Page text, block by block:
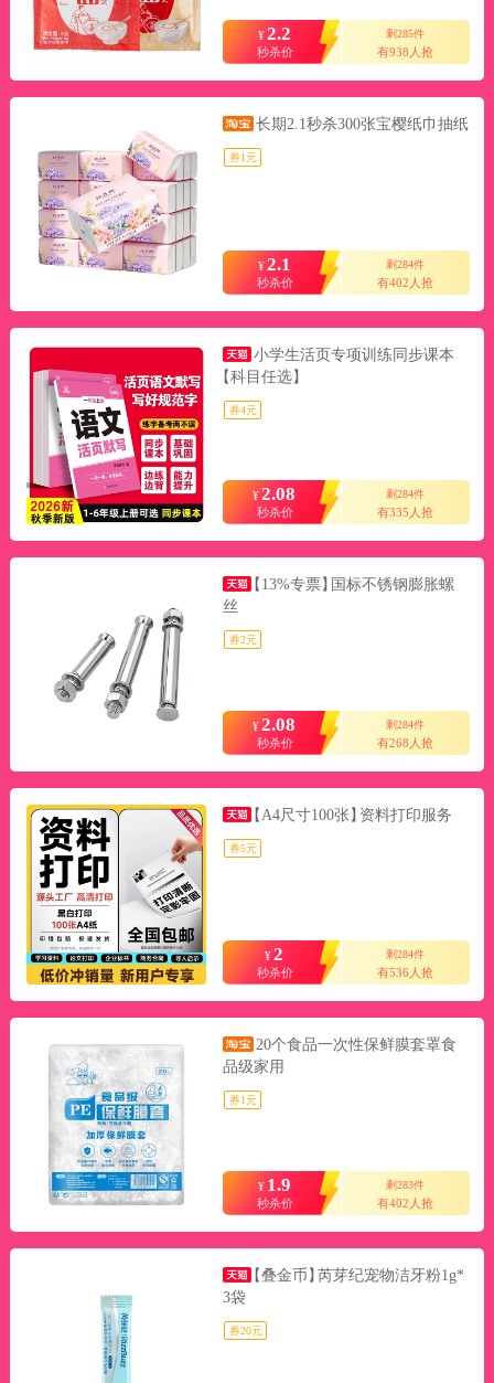
¥2.2
秒杀价
剩285件
有938人抢
长期2.1秒杀300张宝樱纸巾抽纸
券1元
¥2.1
秒杀价
剩284件
有402人抢
小学生活页专项训练同步课本
【科目任选】
券4元
¥ 2.08
秒杀价
剩284件
有335人抢
【13%专票】国标不锈钢膨胀螺
丝
券2元
¥ 2.08
秒杀价
剩284件
有268人抢
【A4尺寸100张】资料打印服务
券5元
¥ 2
秒杀价
剩284件
有536人抢
20个食品一次性保鲜膜套罩食
品级家用
券1元
¥ 1.9
秒杀价
剩283件
有402人抢
【叠金币】芮芽纪宠物洁牙粉1g*
3袋
券20元